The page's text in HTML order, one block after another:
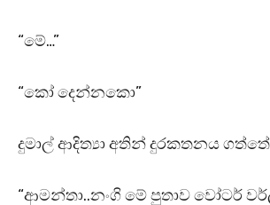
“මේ…”
“කෝ දෙන්නකො”
දුමාල් ආදිත්‍යා අතින් දුරකතනය
“ආමන්තා..නංගි මේ පුතාව වෝටර්